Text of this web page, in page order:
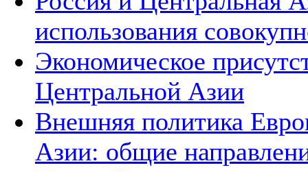
использования
Экономическое
Центральной Азии
Внешняя политика
Азии: общие